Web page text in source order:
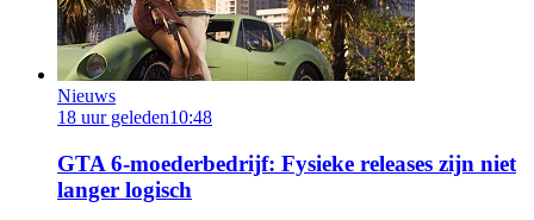
Nieuws
18 uur geleden10:48
GTA 6-moederbedrijf: Fysieke releases zijn niet
langer logisch